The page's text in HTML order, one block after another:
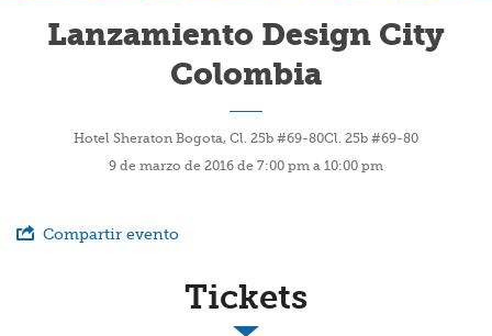
Lanzamiento Design City
Colombia
Hotel Sheraton Bogota, Cl. 25b #69-80Cl. 25b #69-80
9 de marzo de 2016 de 7:00 pm a 10:00 pm
Compartir evento
Tickets